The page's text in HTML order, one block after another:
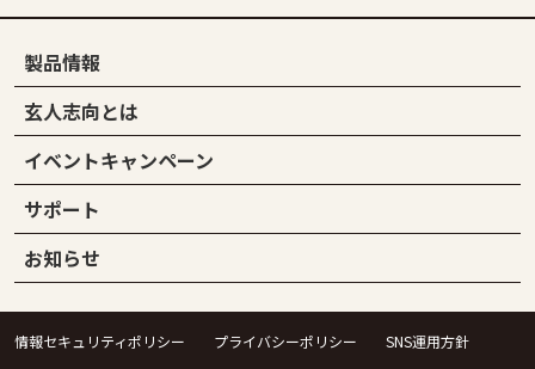
製品情報
玄人志向とは
イベントキャンペーン
サポート
お知らせ
情報セキュリティポリシー プライバシーポリシー
SNS運用方針